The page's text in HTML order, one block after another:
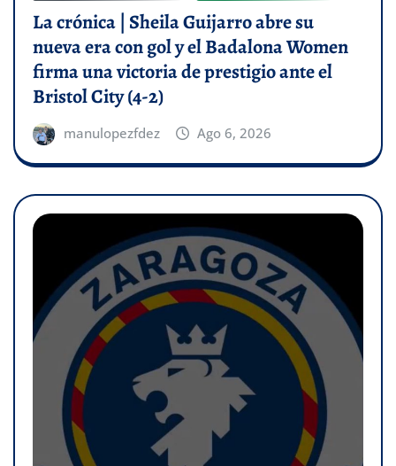
La crónica | Sheila Guijarro abre su
nueva era con gol y el Badalona Women
firma una victoria de prestigio ante el
Bristol City (4-2)
manulopezfdez Ago 6, 2026